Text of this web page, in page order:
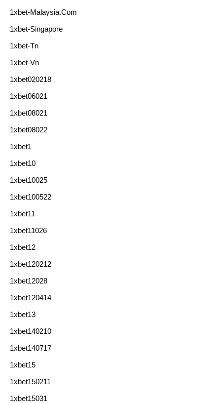
1xbet-Malaysia.com
1xbet-Singapore
1xbet-Tn
1xbet-Vn
1xbet020218
1xbet06021
1xbet08021
1xbet08022
1xbet1
1xbet10
1xbet10025
1xbet100522
1xbet11
1xbet11026
1xbet12
1xbet120212
1xbet12028
1xbet120414
1xbet13
1xbet140210
1xbet140717
1xbet15
1xbet150211
1xbet15031